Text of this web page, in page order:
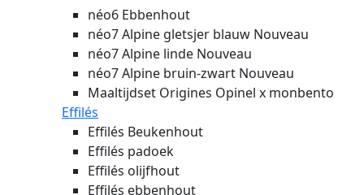
néo6 Ebbenhout
néo7 Alpine gletsjer blauw Nouveau
néo7 Alpine linde Nouveau
néo7 Alpine bruin-zwart Nouveau
Maaltijdset Origines Opinel x monbento
Effilés
Effilés Beukenhout
Effilés padoek
Effilés olijfhout
Effilés ebbenhout